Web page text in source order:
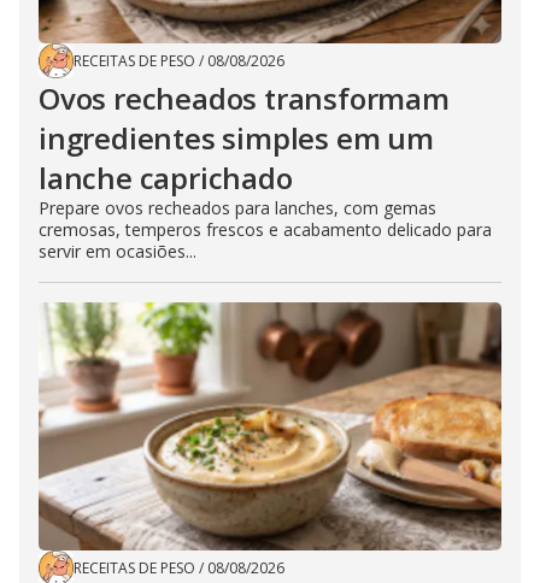
RECEITAS DE PESO / 08/08/2026
Ovos recheados transformam
ingredientes simples em um
lanche caprichado
Prepare ovos recheados para lanches, com gemas
cremosas, temperos frescos e acabamento delicado para
servir em ocasiões...
RECEITAS DE PESO / 08/08/2026